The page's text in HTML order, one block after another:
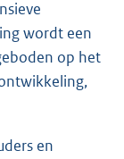
wordt een
op het
en